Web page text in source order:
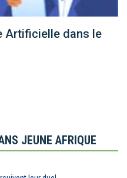
Artificielle dans le
JEUNE AFRIQUE